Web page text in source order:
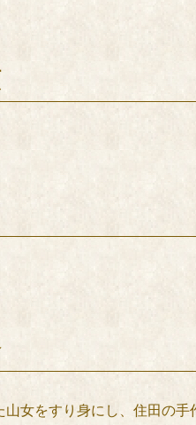
女をすり身にし、住田の手